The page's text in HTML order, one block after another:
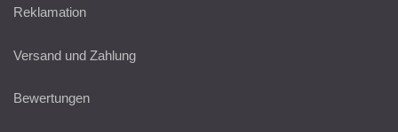
Reklamation
Versand und Zahlung
Bewertungen